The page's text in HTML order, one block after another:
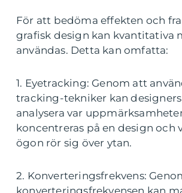
För att bedöma effekten och
grafisk design kan kvantitativa
användas. Detta kan omfatta:
1. Eyetracking: Genom att
tracking-tekniker kan
analysera var
koncentreras på en design och
ögon rör sig över ytan.
2. Konverteringsfrekvens:
konverteringsfrekvensen kan